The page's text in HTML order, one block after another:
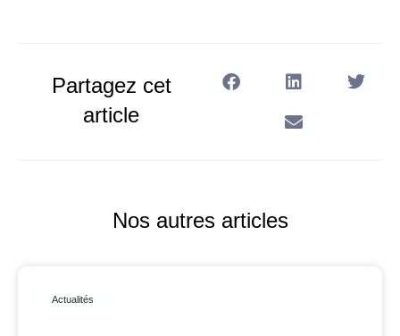
Partagez cet
article
Nos autres articles
Actualités